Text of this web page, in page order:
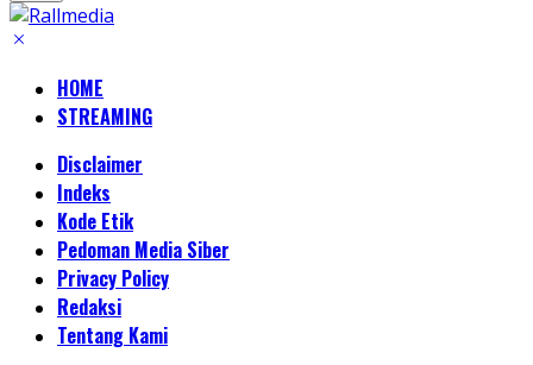
HOME
STREAMING
Disclaimer
Indeks
Kode Etik
Pedoman Media Siber
Privacy Policy
Redaksi
Tentang Kami